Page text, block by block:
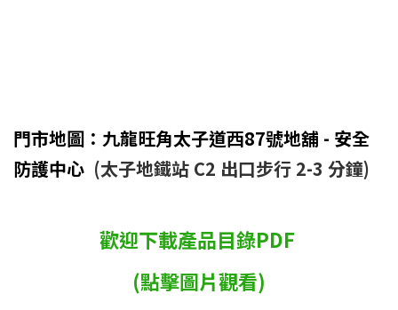
門市地圖：九龍旺角太子道西87號地舖 - 安全
防護中心 (太子地鐵站 C2 出口步行 2-3 分鐘)
歡迎下載產品目錄PDF
(點擊圖片觀看)